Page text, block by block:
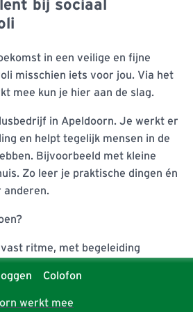
bij sociaal
in een veilige en fijne
misschien iets voor jou. Via het
mee kun je hier aan de slag.
in Apeldoorn. Je werkt er
en helpt tegelijk mensen in de
Bijvoorbeeld met kleine
Zo leer je praktische dingen én
anderen.
vast ritme, met begeleiding
uitvoeren bij mensen thuis
en groeien naar betaald
werkt mee
Colofon